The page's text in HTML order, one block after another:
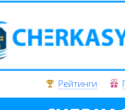
Рейтинги